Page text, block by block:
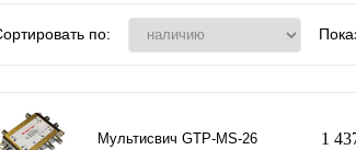
по:
Мультисвич GTP-MS-26 1